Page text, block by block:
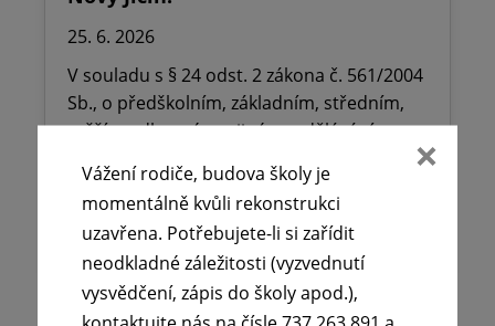
25. 6. 2026
V souladu s § 24 odst. 2 zákona č. 561/2004
Sb., o předškolním, základním, středním,
vyšším odborném a jiném vzdělávání
Číst více
Vážení rodiče, budova školy je
momentálně kvůli rekonstrukci
uzavřena. Potřebujete-li si zařídit
neodkladné záležitosti (vyzvednutí
vysvědčení, zápis do školy apod.),